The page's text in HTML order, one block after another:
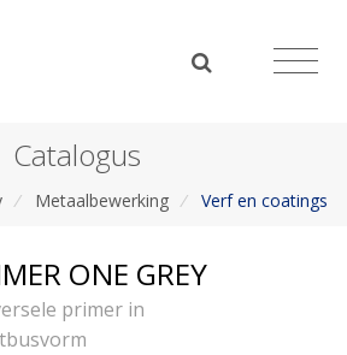
Catalogus
/ Metaalbewerking / Verf en coatings
ONE GREY
primer in